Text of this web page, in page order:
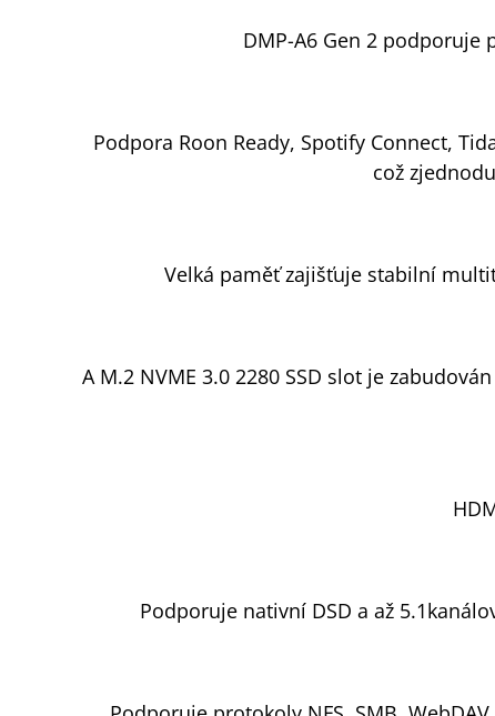
DMP-A6 Gen 2
Podpora Roon Ready, Spotify Connect,
což
Velká paměť zajišťuje stabilní
A M.2 NVME 3.0 2280 SSD slot je
Podporuje nativní DSD a až